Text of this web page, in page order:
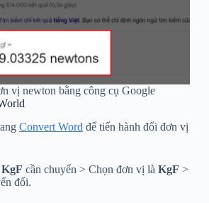
vị newton bằng công cụ Google
Convert Word để tiến hành đổi đơn vị
KgF cần chuyển > Chọn đơn vị là KgF >
đổi.